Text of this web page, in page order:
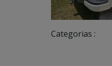
Categorias :